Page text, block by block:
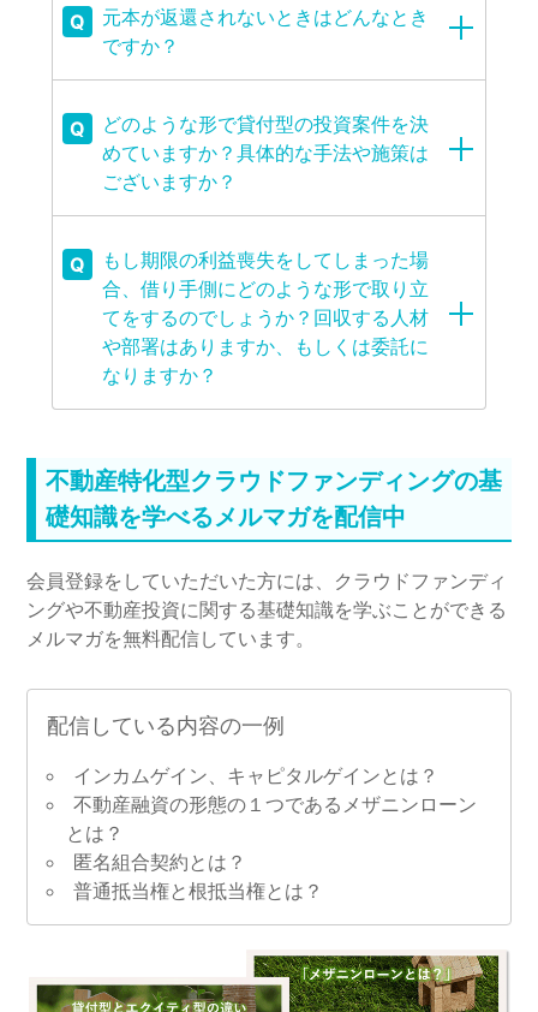
Q
元本が返還されないときはどんなとき
ですか？
Q
どのような形で貸付型の投資案件を決
めていますか？具体的な手法や施策は
ございますか？
Q
もし期限の利益喪失をしてしまった場
合、借り手側にどのような形で取り立
てをするのでしょうか？回収する人材
や部署はありますか、もしくは委託に
なりますか？
不動産特化型クラウドファンディングの基
礎知識を学べるメルマガを配信中
会員登録をしていただいた方には、クラウドファンディ
ングや不動産投資に関する基礎知識を学ぶことができる
メルマガを無料配信しています。
配信している内容の一例
インカムゲイン、キャピタルゲインとは？
不動産融資の形態の１つであるメザニンローン
とは？
匿名組合契約とは？
普通抵当権と根抵当権とは？